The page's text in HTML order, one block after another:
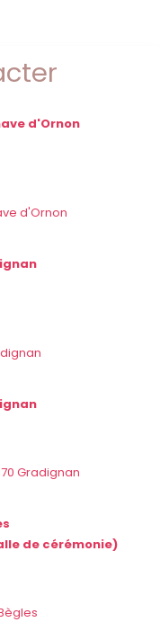
d'Ornon
d'Ornon
Gradignan
de cérémonie)